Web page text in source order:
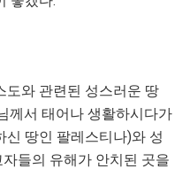
도와 관련된 성스러운 땅
께서 태어나 생활하시다가
땅인 팔레스티나)와 성
들의 유해가 안치된 곳을